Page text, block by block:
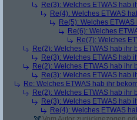
Re(3): Welches ETWAS hab
Re(4): Welches ETWAS
Re(5): Welches
Re(6): Welches
Re(7): Welches
Re(2): Welches ETWAS hab ihr
Re(3): Welches ETWAS hab
Re(2): Welches ETWAS hab ihr
Re(3): Welches ETWAS hab
Re: Welches ETWAS hab ihr
Re(2): Welches ETWAS hab ihr
Re(3): Welches ETWAS hab
Re(4): Welches ETWAS